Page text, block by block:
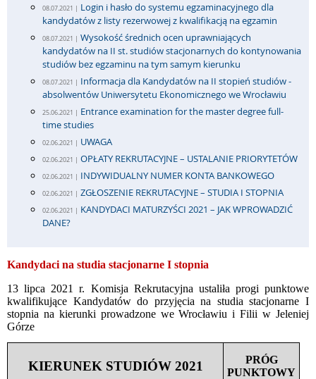
08.07.2021 | Login i hasło do systemu egzaminacyjnego dla
kandydatów z listy rezerwowej z kwalifikacją na egzamin
08.07.2021 | Wysokość średnich ocen uprawniających
kandydatów na II st. studiów stacjonarnych do kontynowania
studiów bez egzaminu na tym samym kierunku
08.07.2021 | Informacja dla Kandydatów na II stopień studiów -
absolwentów Uniwersytetu Ekonomicznego we Wrocławiu
25.06.2021 | Entrance examination for the master degree full-
time studies
02.06.2021 | UWAGA
02.06.2021 | OPŁATY REKRUTACYJNE – USTALANIE PRIORYTETÓW
02.06.2021 | INDYWIDUALNY NUMER KONTA BANKOWEGO
02.06.2021 | ZGŁOSZENIE REKRUTACYJNE – STUDIA I STOPNIA
02.06.2021 | KANDYDACI MATURZYŚCI 2021 – JAK WPROWADZIĆ
DANE?
Kandydaci na studia stacjonarne I stopnia
13 lipca 2021 r. Komisja Rekrutacyjna ustaliła progi punktowe
kwalifikujące Kandydatów do przyjęcia na studia stacjonarne I
stopnia na kierunki prowadzone we Wrocławiu i Filii w Jeleniej
Górze
KIERUNEK STUDIÓW 2021
PRÓG
PUNKTOWY